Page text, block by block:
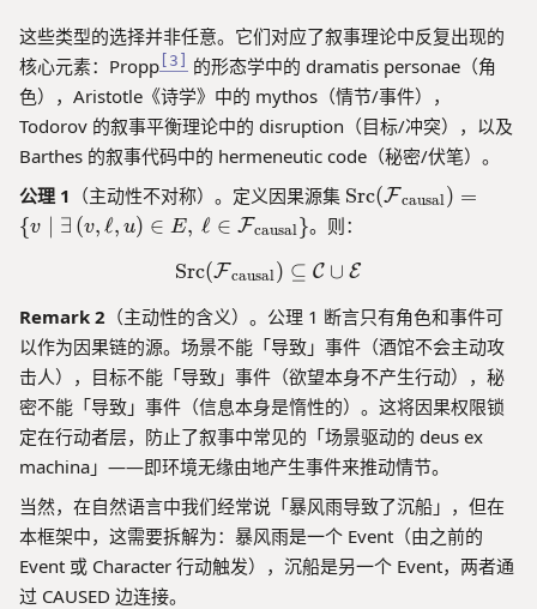
h
sf
{
E
}
\
}
e
x
tt
t
{
p
ai
d
},
t
x
tt
t
{
a
b
a
n
d
o
n
x
tt
a
b
a
n
e
d
},
\
t
e
t
{
b
这些类型的选择并非任意。它们对应了叙事理论中反复出现的
核心元素：Propp [3] 的形态学中的 dramatis personae（角
色），Aristotle《诗学》中的 mythos（情节/事件），
Todorov 的叙事平衡理论中的 disruption（目标/冲突），以及
Barthes 的叙事代码中的 hermeneutic code（秘密/伏笔）。
公理 1 （主动性不对称）。定义因果源集 \
te
t
S
rc
}
(
\
m
a
t
h
c
al
Src(Fcausal) =
{v ∣ ∃ (v, ℓ, u) ∈ E, ℓ ∈ Fcausal}。则：
Src(Fcausal) ⊆ C ∪ E
Remark 2 （主动性的含义）。公理 1 断言只有角色和事件可
以作为因果链的源。场景不能「导致」事件（酒馆不会主动攻
击人），目标不能「导致」事件（欲望本身不产生行动），秘
密不能「导致」事件（信息本身是惰性的）。这将因果权限锁
定在行动者层，防止了叙事中常见的「场景驱动的 deus ex
machina」——即环境无缘由地产生事件来推动情节。
当然，在自然语言中我们经常说「暴风雨导致了沉船」，但在
本框架中，这需要拆解为：暴风雨是一个 Event（由之前的
Event 或 Character 行动触发），沉船是另一个 Event，两者通
过 CAUSED 边连接。